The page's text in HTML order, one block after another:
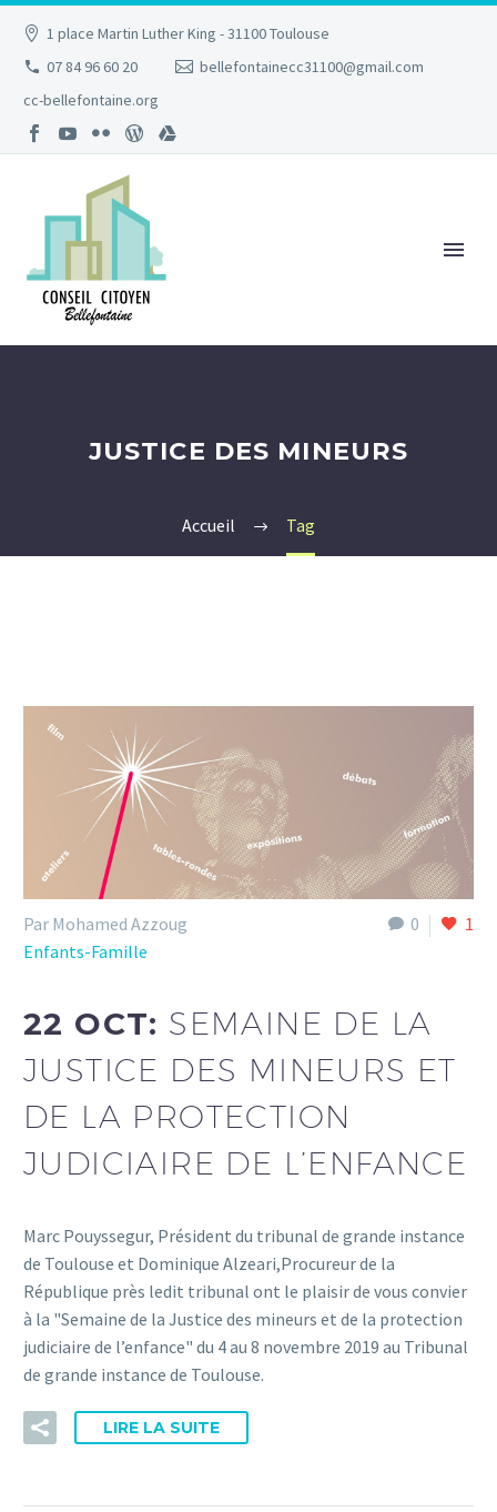
1 place Martin Luther King - 31100 Toulouse
07 84 96 60 20
bellefontainecc31100@gmail.com
cc-bellefontaine.org
JUSTICE DES MINEURS
Accueil Tag
0 1
Par Mohamed Azzoug
Enfants-Famille
22 OCT: SEMAINE DE LA
JUSTICE DES MINEURS ET
DE LA PROTECTION
JUDICIAIRE DE L’ENFANCE
Marc Pouyssegur, Président du tribunal de grande instance
de Toulouse et Dominique Alzeari,Procureur de la
République près ledit tribunal ont le plaisir de vous convier
à la "Semaine de la Justice des mineurs et de la protection
judiciaire de l’enfance" du 4 au 8 novembre 2019 au Tribunal
de grande instance de Toulouse.
LIRE LA SUITE